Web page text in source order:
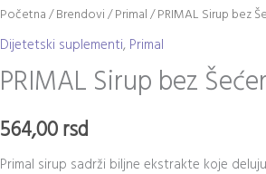
Početna/Brendovi/Primal/ PRIMAL Sirup bez
Dijetetski suplementi, Primal
PRIMAL Sirup bez
564,00rsd
Primal sirup sadrži biljne ekstrakte koje
PRIMAL
Sirup
Šećera
količina